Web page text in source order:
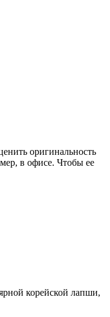
оригинальность
в офисе. Чтобы ее
корейской лапши,